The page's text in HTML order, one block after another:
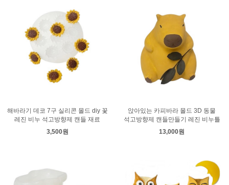
해바라기 데코 7구 실리콘 몰드 diy 꽃
레진 비누 석고방향제 캔들 재료
3,500원
앉아있는 카피바라 몰드 3D 동물
석고방향제 캔들만들기 레진 비누틀
13,000원